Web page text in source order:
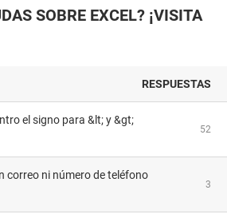
SOBRE EXCEL? ¡VISITA
RESPUESTAS
el signo para &lt; y &gt;
52
correo ni número de teléfono
3